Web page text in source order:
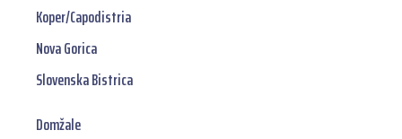
Koper/Capodistria
Nova Gorica
Slovenska Bistrica
Domžale